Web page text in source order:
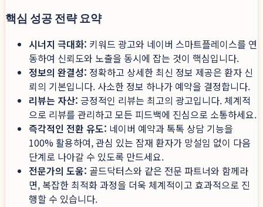
핵심 성공 전략 요약
시너지 극대화: 키워드 광고와 네이버 스마트플레이스를 연
동하여 신뢰도와 노출을 동시에 잡는 것이 핵심입니다.
정보의 완결성: 정확하고 상세한 최신 정보 제공은 환자 신
뢰의 기본입니다. 사소한 정보 하나가 예약을 결정합니다.
리뷰는 자산: 긍정적인 리뷰는 최고의 광고입니다. 체계적
으로 리뷰를 관리하고 모든 피드백에 진심으로 소통하세요.
즉각적인 전환 유도: 네이버 예약과 톡톡 상담 기능을
100% 활용하여, 관심 있는 잠재 환자가 망설임 없이 다음
단계로 나아갈 수 있도록 만드세요.
전문가의 도움: 골드닥터스와 같은 전문 파트너와 함께라
면, 복잡한 최적화 과정을 더욱 체계적이고 효과적으로 진
행할 수 있습니다.